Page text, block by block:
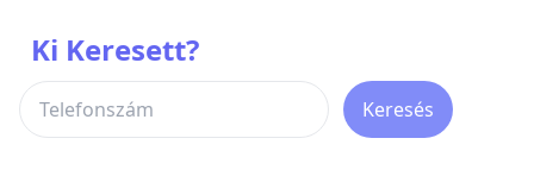
Ki Keresett?
Keresés